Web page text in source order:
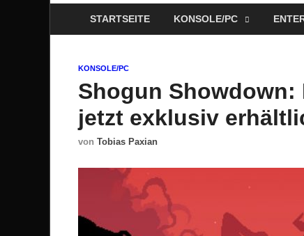
STARTSEITE KONSOLE/PC
KONSOLE/PC
Shogun Showdown:
jetzt exklusiv
von Tobias Paxian